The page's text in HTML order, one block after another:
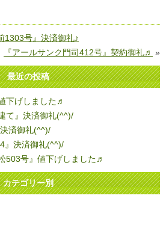
1303号』決済御礼♪
『アールサンク門司412号』契約御礼♬ »
最近の投稿
下げしました♬
て』決済御礼(^^)/
済御礼(^^)/
』決済御礼(^^)/
503号』値下げしました♬
カテゴリー別